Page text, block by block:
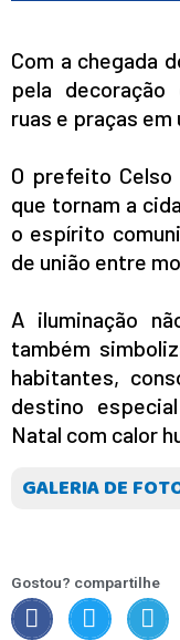
Com a chegada
pela
ruas e praças
O prefeito
que tornam a
o espírito
de união entre
A iluminação
também
habitantes,
destino
Natal com calor
GALERIA DE
Gostou? compartilhe